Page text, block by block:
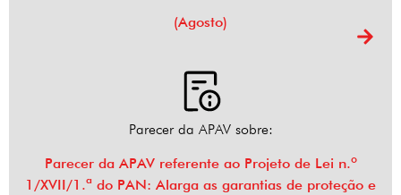
(Agosto)
Parecer da APAV sobre:
Parecer da APAV referente ao Projeto de Lei n.º
1/XVII/1.ª do PAN: Alarga as garantias de proteção e